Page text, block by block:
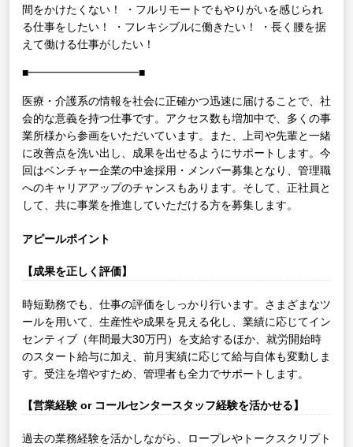
間をかけたくない！
・フルリモートでもやりがいを感じられ
る仕事をしたい！
・フレキシブルに働きたい！
・長く腰を据
えて働ける仕事がしたい！
■━━━━━━━━━━■
医療・介護系の情報を社会に正確かつ迅速に届けることで、社
会的な意義を持つ仕事です。アクセス数も増加中で、多くの事
業所様から参画をいただいています。また、上司や先輩と一緒
に改善点を洗い出し、成果を出せるようにサポートします。今
回はベンチャー企業の中途採用・メンバー募集となり、管理職
へのキャリアアップのチャンスもあります。そして、正社員と
して、共に事業を推進していただける方を募集します。
アピールポイント
【成果を正しく評価】
時短勤務でも、仕事の評価をしっかり行います。さまざまなツ
ールを用いて、生産性や成果を見える化し、業績に応じてイン
センティブ（年間最大30万円）を支給するほか、就労開始時
のスタート給与に加え、前月実績に応じて給与自体も変動しま
す。受注を増やすため、管理者も全力でサポートします。
【営業経験 or コールセンタースタッフ経験を活かせる】
過去の業務経験を活かしながら、ロープレやトークスクリプト